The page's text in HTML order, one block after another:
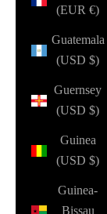
(EUR €)
Guatemala
(USD $)
Guernsey
(USD $)
Guinea
(USD $)
Guinea-
Bissau